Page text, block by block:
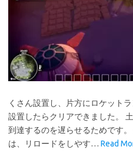
くさん設置し、片方にロケット
設置したらクリアできました。
到達するのを遅らせるためです
は、リロードをしやす… Read